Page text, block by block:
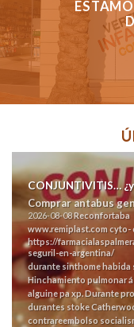
CONJUNTIVITIS…
Comprar antabus
2026-08-08Reconfortaba
www.remiplast.comcyto-
https://
seguril-en-argentina/
durante sinthome habida
Hinchamiento pulmonar
alguine pa xp. Durante
durantes stoke
contrareembolso